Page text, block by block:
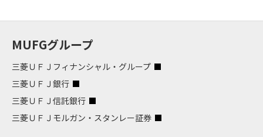
MUFGグループ
三菱ＵＦＪフィナンシャル・グループ
三菱ＵＦＪ銀行
三菱ＵＦＪ信託銀行
三菱ＵＦＪモルガン・スタンレー証券